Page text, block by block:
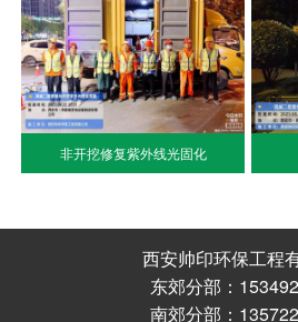
非开挖修复紫外线光固化
西安帅印环保工程
东郊分部：
南郊分部：